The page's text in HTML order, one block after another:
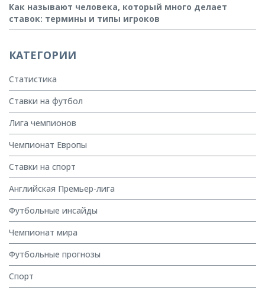
Как называют человека, который много делает
ставок: термины и типы игроков
КАТЕГОРИИ
Статистика
Ставки на футбол
Лига чемпионов
Чемпионат Европы
Ставки на спорт
Английская Премьер-лига
Футбольные инсайды
Чемпионат мира
Футбольные прогнозы
Спорт